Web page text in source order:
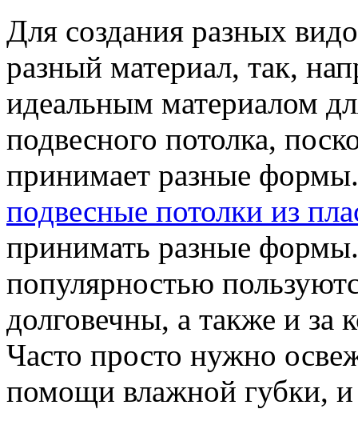
Для создания разных
разный материал, так,
идеальным материалом
подвесного потолка,
принимает разные
подвесные потолки из
принимать разные
популярностью
долговечны, а также и за
Часто просто нужно
помощи влажной губки, и